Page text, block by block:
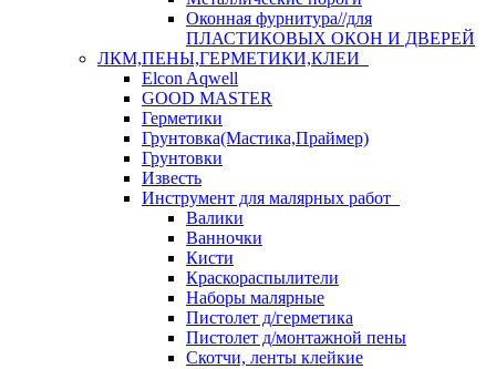
Оконная фурнитура//для
ПЛАСТИКОВЫХ ОКОН И ДВЕРЕЙ
ЛКМ,ПЕНЫ,ГЕРМЕТИКИ,КЛЕИ
Elcon Aqwell
GOOD MASTER
Герметики
Грунтовка(Мастика,Праймер)
Грунтовки
Известь
Инструмент для малярных работ
Валики
Ванночки
Кисти
Краскораспылители
Наборы малярные
Пистолет д/герметика
Пистолет д/монтажной пены
Скотчи, ленты клейкие